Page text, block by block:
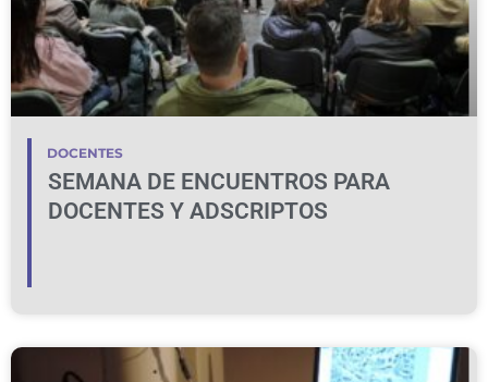
DOCENTES
SEMANA DE ENCUENTROS PARA
DOCENTES Y ADSCRIPTOS